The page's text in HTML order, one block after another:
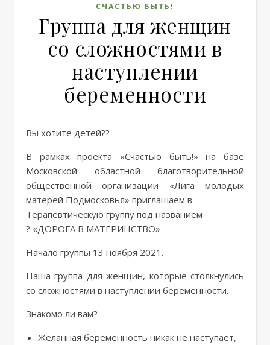
СЧАСТЬЮ БЫТЬ!
Группа для женщин
со сложностями в
наступлении
беременности
Вы хотите детей??
В рамках проекта «Счастью быть!» на базе
Московской областной благотворительной
общественной организации «Лига молодых
матерей Подмосковья» приглашаем в
Терапевтическую группу под названием
? «ДОРОГА В МАТЕРИНСТВО»
Начало группы 13 ноября 2021.
Наша группа для женщин, которые столкнулись
со сложностями в наступлении беременности.
Знакомо ли вам?
Желанная беременность никак не наступает,